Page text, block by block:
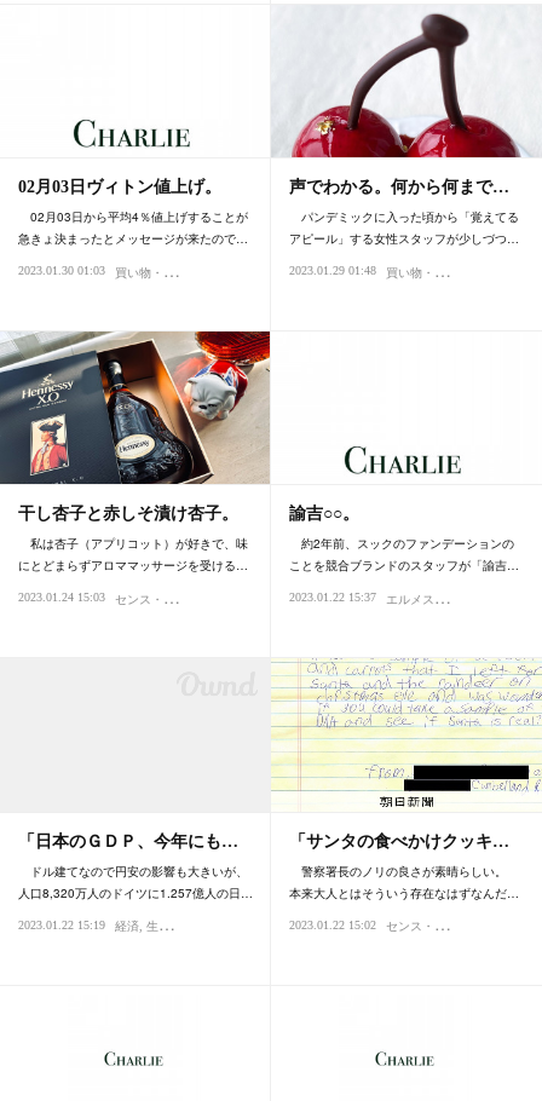
02月03日ヴィトン値上げ。
02月03日から平均4％値上げすることが
急きょ決まったとメッセージが来たので…
2023.01.30 01:03 買
い物・デパート ファッション・スタイル・流行
声でわかる。何から何まで…
パンデミックに入った頃から「覚えてる
アピール」する女性スタッフが少しづつ…
2023.01.29 01:48 買
い物・デパート
干し杏子と赤しそ漬け杏子。
私は杏子（アプリコット）が好きで、味
にとどまらずアロママッサージを受ける…
2023.01.24 15:03 セ
ンス・感性 味覚・嗅覚、グルメ・香り ブログ・日記
諭吉○○。
約2年前、スックのファンデーションの
ことを競合ブランドのスタッフが「諭吉…
2023.01.22 15:37 エ
ルメス・エルパト・ロレックス
「日本のＧＤＰ、今年にも…
ドル建てなので円安の影響も大きいが、
人口8,320万人のドイツに1.257億人の日…
2023.01.22 15:19 経済 生産性
「サンタの食べかけクッキ…
警察署長のノリの良さが素晴らしい。
本来大人とはそういう存在なはずなんだ…
2023.01.22 15:02 セ
ンス・感性